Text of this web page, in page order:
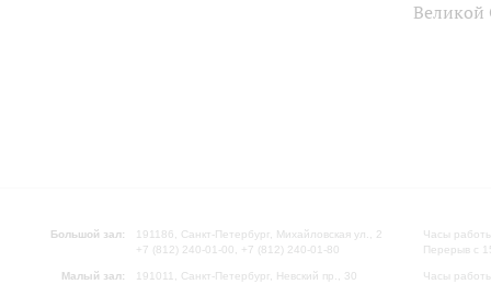
Великой
Большой зал:
191186, Санкт-Петербург, Михайловская ул., 2
+7 (812) 240-01-00, +7 (812) 240-01-80
Малый зал:
191011, Санкт-Петербург, Невский пр., 30
Часы
Перерыв с
Часы